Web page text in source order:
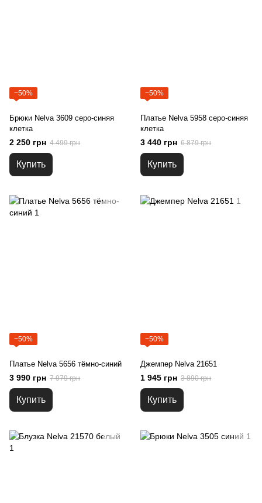
−50%
Брюки Nelva 3609 серо-синяя
клетка
2 250 грн 4 499 грн
Купить
−50%
Платье Nelva 5958 серо-синяя
клетка
3 440 грн 6 879 грн
Купить
−50%
Платье Nelva 5656 тёмно-синий
3 990 грн 7 979 грн
Купить
−50%
Джемпер Nelva 21651
1 945 грн 3 890 грн
Купить